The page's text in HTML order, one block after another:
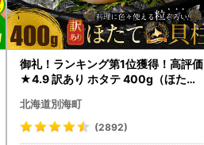
御礼！ランキング第1位獲得！高評価
★4.9 訳あり ホタテ 400g（ほたて
北海道別海町
(2892)